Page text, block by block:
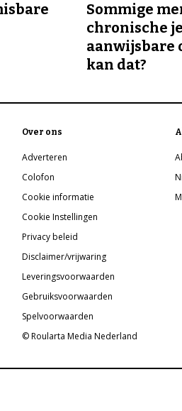
Sommige
chronische
aanwijsbare
kan dat?
Over ons
Adverteren
Colofon
Cookie informatie
Cookie Instellingen
Privacy beleid
Disclaimer/vrijwaring
Leveringsvoorwaarden
Gebruiksvoorwaarden
Spelvoorwaarden
© Roularta Media Nederland